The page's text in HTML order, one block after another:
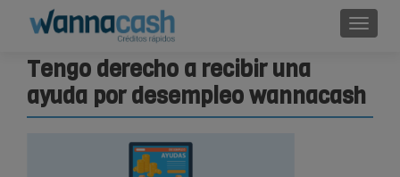
Tengo derecho a recibir una
ayuda por desempleo wannacash